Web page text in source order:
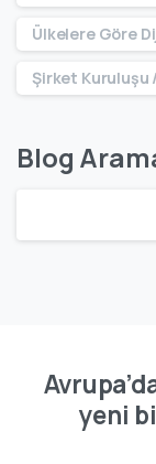
Ülkelere Göre
Şirket Kuruluşu
Blog
yeni